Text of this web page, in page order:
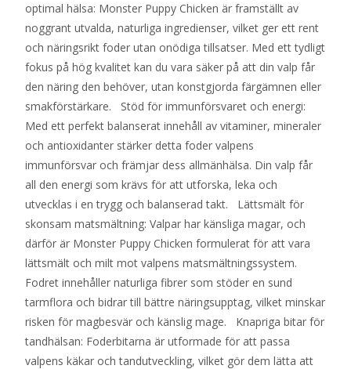
optimal hälsa: Monster Puppy Chicken är framställt av
noggrant utvalda, naturliga ingredienser, vilket ger ett rent
och näringsrikt foder utan onödiga tillsatser. Med ett tydligt
fokus på hög kvalitet kan du vara säker på att din valp får
den näring den behöver, utan konstgjorda färgämnen eller
smakförstärkare. Stöd för immunförsvaret och energi:
Med ett perfekt balanserat innehåll av vitaminer, mineraler
och antioxidanter stärker detta foder valpens
immunförsvar och främjar dess allmänhälsa. Din valp får
all den energi som krävs för att utforska, leka och
utvecklas i en trygg och balanserad takt. Lättsmält för
skonsam matsmältning: Valpar har känsliga magar, och
därför är Monster Puppy Chicken formulerat för att vara
lättsmält och milt mot valpens matsmältningssystem.
Fodret innehåller naturliga fibrer som stöder en sund
tarmflora och bidrar till bättre näringsupptag, vilket minskar
risken för magbesvär och känslig mage. Knapriga bitar för
tandhälsan: Foderbitarna är utformade för att passa
valpens käkar och tandutveckling, vilket gör dem lätta att